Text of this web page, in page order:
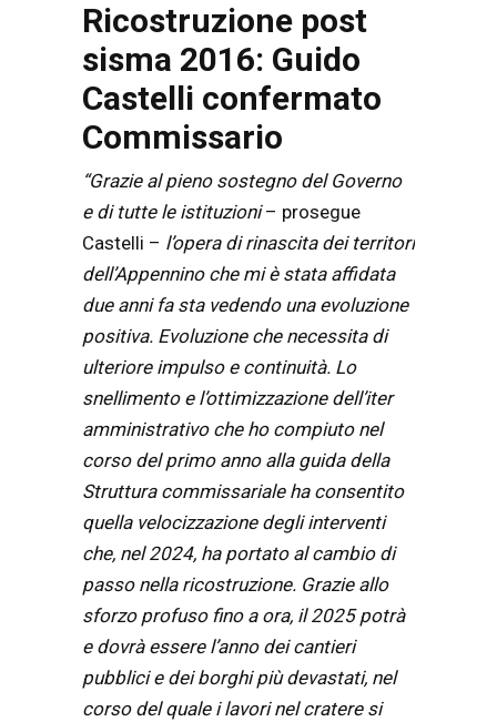
Ricostruzione post
sisma 2016: Guido
Castelli confermato
Commissario
“Grazie al pieno sostegno del Governo
e di tutte le istituzioni– prosegue
Castelli – l’opera di rinascita dei territori
dell’Appennino che mi è stata affidata
due anni fa sta vedendo una evoluzione
positiva. Evoluzione che necessita di
ulteriore impulso e continuità. Lo
snellimento e l’ottimizzazione dell’iter
amministrativo che ho compiuto nel
corso del primo anno alla guida della
Struttura commissarialeha consentito
quella velocizzazione degli interventi
che, nel 2024, ha portato al cambio di
passo nella ricostruzione. Grazie allo
sforzo profuso fino a ora, il 2025 potrà
e dovrà essere l’anno dei cantieri
pubblici e dei borghi più devastati, nel
corso del quale i lavori nel cratere si